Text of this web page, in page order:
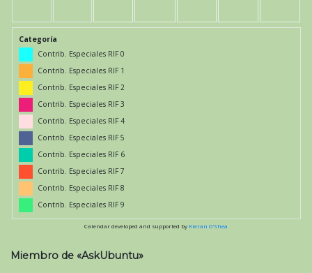
Categoría
Contrib. Especiales RIF 0
Contrib. Especiales RIF 1
Contrib. Especiales RIF 2
Contrib. Especiales RIF 3
Contrib. Especiales RIF 4
Contrib. Especiales RIF 5
Contrib. Especiales RIF 6
Contrib. Especiales RIF 7
Contrib. Especiales RIF 8
Contrib. Especiales RIF 9
Calendar developed and supported by Kieran O'Shea
Miembro de «AskUbuntu»